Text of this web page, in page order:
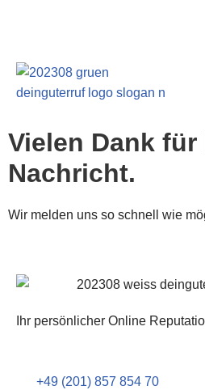
Inhalt
springen
Vielen Dank für
Nachricht.
Wir melden uns so schnell wie
Ihr persönlicher Online
+49 (201) 857 854 70